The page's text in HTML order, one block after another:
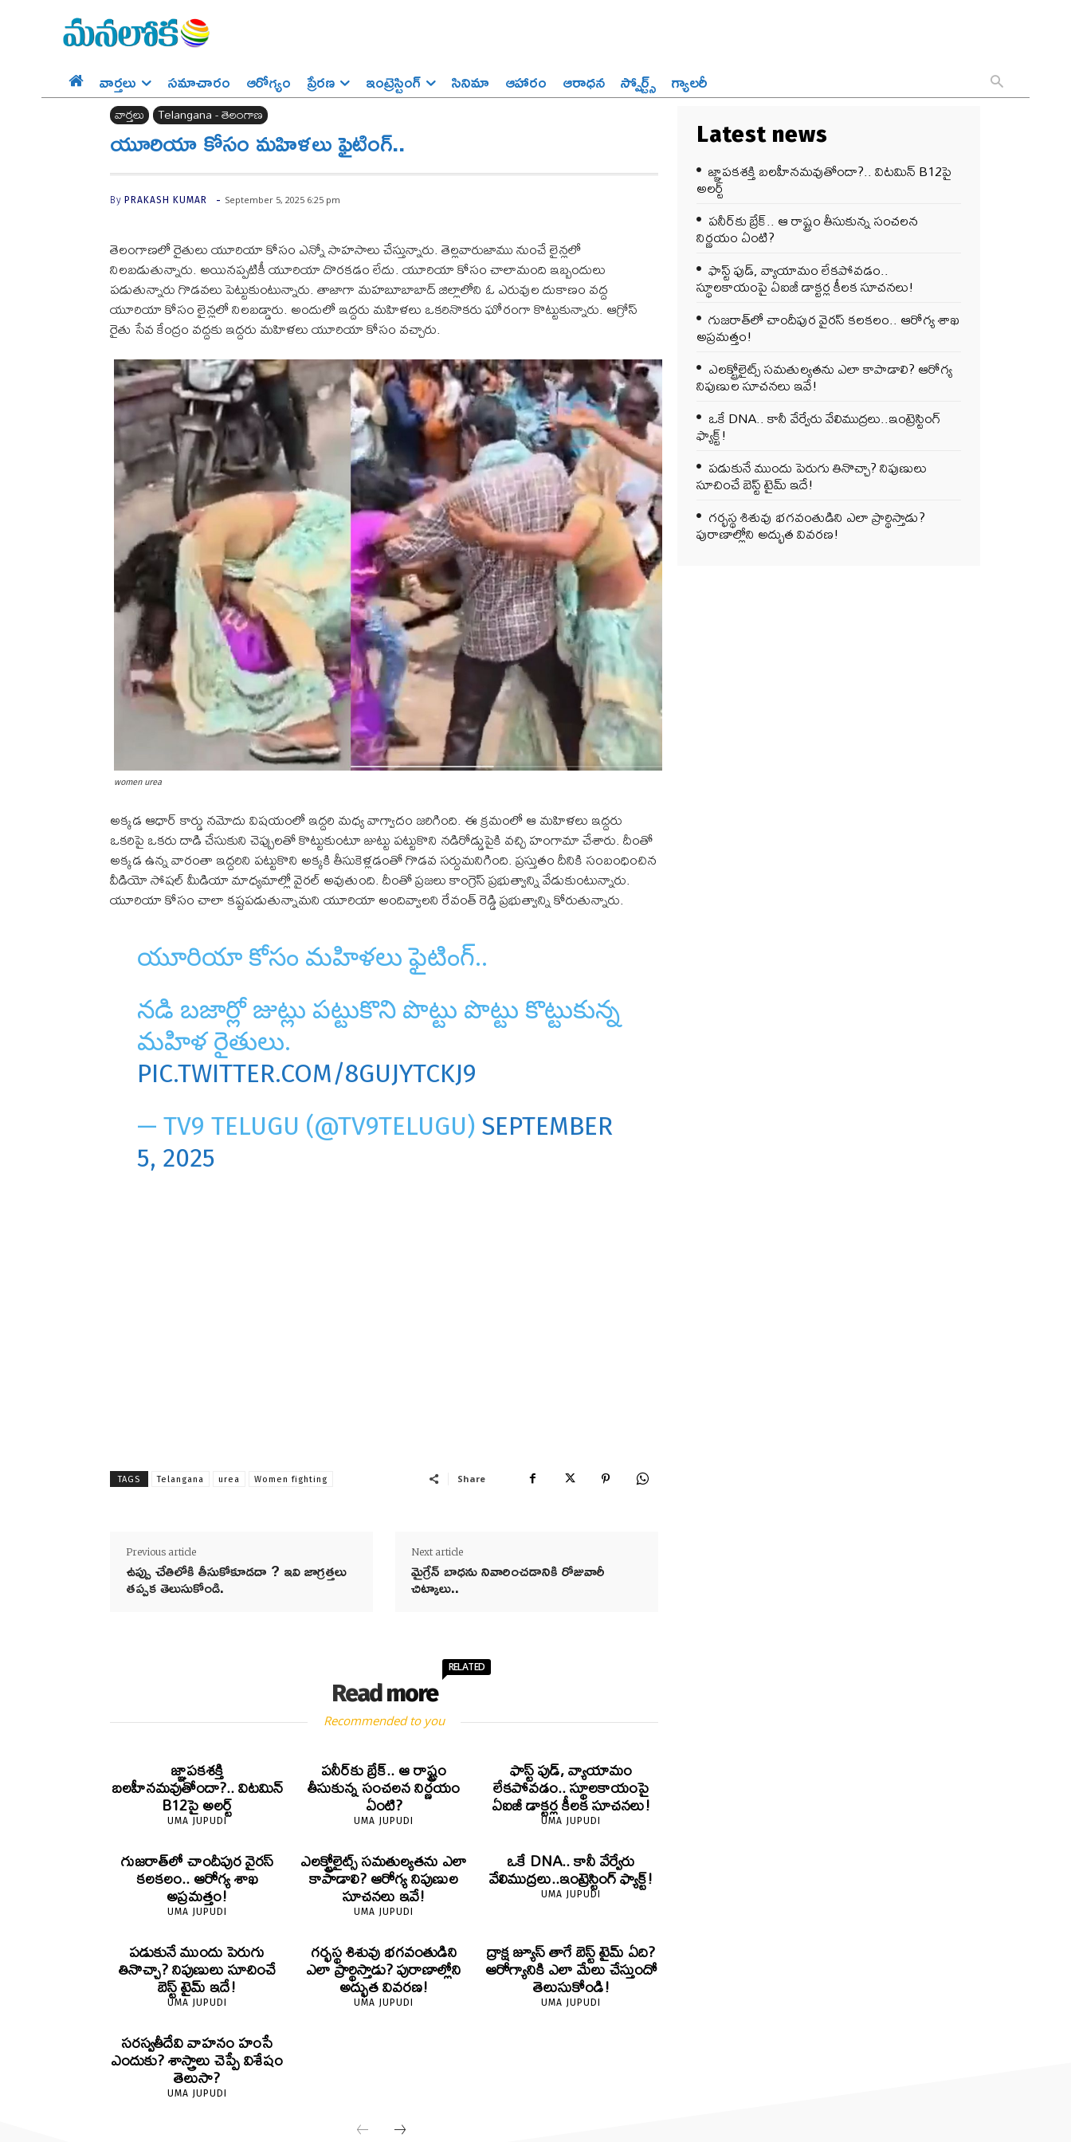
వార్తలు సమాచారం ఆరోగ్యం ప్రేర‌ణ‌ ఇంట్రెస్టింగ్‌ సినిమా ఆహారం ఆరాధన స్పోర్ట్స్‌ గ్యాలరీ
వార్తలు Telangana - తెలంగాణ
యూరియా కోసం మహిళలు ఫైటింగ్..
By PRAKASH KUMAR - September 5, 2025 6:25 pm
తెలంగాణలో రైతులు యూరియా కోసం ఎన్నో సాహసాలు చేస్తున్నారు. తెల్లవారుజాము నుంచే లైన్లలో
నిలబడుతున్నారు. అయినప్పటికీ యూరియా దొరకడం లేదు. యూరియా కోసం చాలామంది ఇబ్బందులు
పడుతున్నారు గొడవలు పెట్టుకుంటున్నారు. తాజాగా మహబూబాబాద్ జిల్లాలోని ఓ ఎరువుల దుకాణం వద్ద
యూరియా కోసం లైన్లలో నిలబడ్డారు. అందులో ఇద్దరు మహిళలు ఒకరినొకరు ఘోరంగా కొట్టుకున్నారు. ఆగ్రోస్
రైతు సేవ కేంద్రం వద్దకు ఇద్దరు మహిళలు యూరియా కోసం వచ్చారు.
women urea
అక్కడ ఆధార్ కార్డు నమోదు విషయంలో ఇద్దరి మధ్య వాగ్వాదం జరిగింది. ఈ క్రమంలో ఆ మహిళలు ఇద్దరు
ఒకరిపై ఒకరు దాడి చేసుకుని చెప్పులతో కొట్టుకుంటూ జుట్టు పట్టుకొని నడిరోడ్డుపైకి వచ్చి హంగామా చేశారు. దీంతో
అక్కడ ఉన్న వారంతా ఇద్దరిని పట్టుకొని అక్కకి తీసుకెళ్లడంతో గొడవ సర్దుమనిగింది. ప్రస్తుతం దీనికి సంబంధించిన
వీడియో సోషల్ మీడియా మాధ్యమాల్లో వైరల్ అవుతుంది. దీంతో ప్రజలు కాంగ్రెస్ ప్రభుత్వాన్ని వేడుకుంటున్నారు.
యూరియా కోసం చాలా కష్టపడుతున్నామని యూరియా అందివ్వాలని రేవంత్ రెడ్డి ప్రభుత్వాన్ని కోరుతున్నారు.
యూరియా కోసం మహిళలు ఫైటింగ్..
నడి బజార్లో జుట్లు పట్టుకొని పొట్టు పొట్టు కొట్టుకున్న
మహిళ రైతులు.
PIC.TWITTER.COM/8GUJYTCKJ9
— TV9 TELUGU (@TV9TELUGU) SEPTEMBER
5, 2025
TAGS Telangana urea Women fighting Share
Previous article
ఉప్పు చేతిలోకి తీసుకోకూడదా ? ఇవి జాగ్రత్తలు
తప్పక తెలుసుకోండి.
Next article
మైగ్రేన్ బాధను నివారించడానికి రోజువారీ
చిట్కాలు..
Read more
RELATED
Recommended to you
జ్ఞాపకశక్తి
బలహీనమవుతోందా?.. విటమిన్
B12పై అలర్ట్
UMA JUPUDI
పనీర్‌కు బ్రేక్.. ఆ రాష్ట్రం
తీసుకున్న సంచలన నిర్ణయం
ఏంటి?
UMA JUPUDI
ఫాస్ట్ ఫుడ్, వ్యాయామం
లేకపోవడం.. స్థూలకాయంపై
ఏఐజీ డాక్టర్ల కీలక సూచనలు!
UMA JUPUDI
గుజరాత్‌లో చాందీపుర వైరస్
కలకలం.. ఆరోగ్య శాఖ
అప్రమత్తం!
UMA JUPUDI
ఎలక్ట్రోలైట్స్ సమతుల్యతను ఎలా
కాపాడాలి? ఆరోగ్య నిపుణుల
సూచనలు ఇవే!
UMA JUPUDI
ఒకే DNA.. కానీ వేర్వేరు
వేలిముద్రలు..ఇంట్రెస్టింగ్ ఫ్యాక్ట్!
UMA JUPUDI
పడుకునే ముందు పెరుగు
తినొచ్చా? నిపుణులు సూచించే
బెస్ట్ టైమ్ ఇదే!
UMA JUPUDI
గర్భస్థ శిశువు భగవంతుడిని
ఎలా ప్రార్థిస్తాడు? పురాణాల్లోని
అద్భుత వివరణ!
UMA JUPUDI
ద్రాక్ష జ్యూస్ తాగే బెస్ట్ టైమ్ ఏది?
ఆరోగ్యానికి ఎలా మేలు చేస్తుందో
తెలుసుకోండి!
UMA JUPUDI
సరస్వతీదేవి వాహనం హంసే
ఎందుకు? శాస్త్రాలు చెప్పే విశేషం
తెలుసా?
UMA JUPUDI
Latest news
జ్ఞాపకశక్తి బలహీనమవుతోందా?.. విటమిన్ B12పై
అలర్ట్
పనీర్‌కు బ్రేక్.. ఆ రాష్ట్రం తీసుకున్న సంచలన
నిర్ణయం ఏంటి?
ఫాస్ట్ ఫుడ్, వ్యాయామం లేకపోవడం..
స్థూలకాయంపై ఏఐజీ డాక్టర్ల కీలక సూచనలు!
గుజరాత్‌లో చాందీపుర వైరస్ కలకలం.. ఆరోగ్య శాఖ
అప్రమత్తం!
ఎలక్ట్రోలైట్స్ సమతుల్యతను ఎలా కాపాడాలి? ఆరోగ్య
నిపుణుల సూచనలు ఇవే!
ఒకే DNA.. కానీ వేర్వేరు వేలిముద్రలు..ఇంట్రెస్టింగ్
ఫ్యాక్ట్!
పడుకునే ముందు పెరుగు తినొచ్చా? నిపుణులు
సూచించే బెస్ట్ టైమ్ ఇదే!
గర్భస్థ శిశువు భగవంతుడిని ఎలా ప్రార్థిస్తాడు?
పురాణాల్లోని అద్భుత వివరణ!